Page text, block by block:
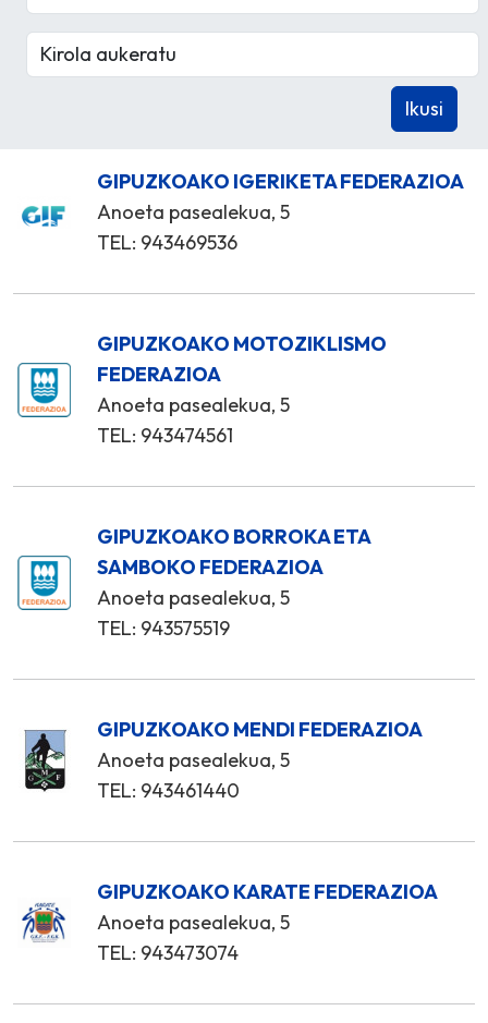
GIPUZKOAKO IGERIKETA FEDERAZIOA
Anoeta pasealekua, 5
TEL: 943469536
GIPUZKOAKO MOTOZIKLISMO
FEDERAZIOA
Anoeta pasealekua, 5
TEL: 943474561
GIPUZKOAKO BORROKA ETA
SAMBOKO FEDERAZIOA
Anoeta pasealekua, 5
TEL: 943575519
GIPUZKOAKO MENDI FEDERAZIOA
Anoeta pasealekua, 5
TEL: 943461440
GIPUZKOAKO KARATE FEDERAZIOA
Anoeta pasealekua, 5
TEL: 943473074